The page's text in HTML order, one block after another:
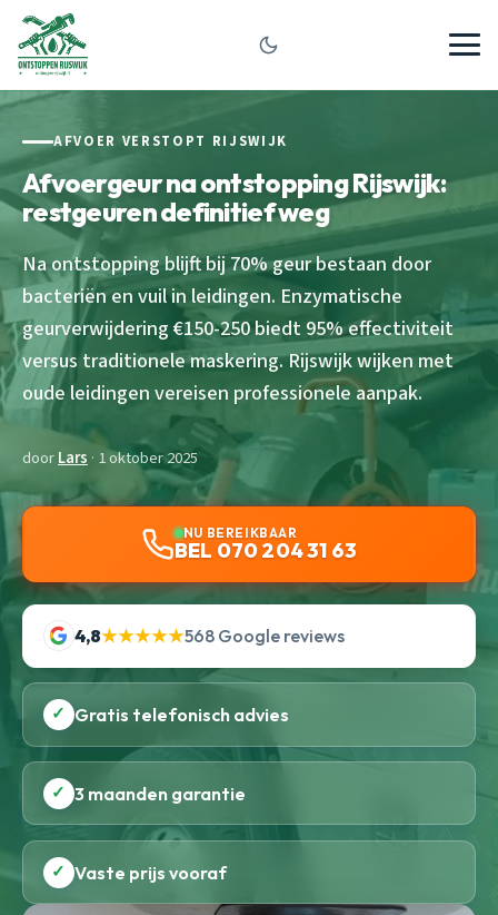
AFVOER VERSTOPT RIJSWIJK
Afvoergeur na ontstopping Rijswijk:
restgeuren definitief weg
Na ontstopping blijft bij 70% geur bestaan door
bacteriën en vuil in leidingen. Enzymatische
geurverwijdering €150-250 biedt 95% effectiviteit
versus traditionele maskering. Rijswijk wijken met
oude leidingen vereisen professionele aanpak.
doorLars · 1 oktober 2025
NU BEREIKBAAR
BEL 070 204 31 63
4,8★★★★★568 Google reviews
✓ Gratis telefonisch advies
✓ 3 maanden garantie
✓ Vaste prijs vooraf